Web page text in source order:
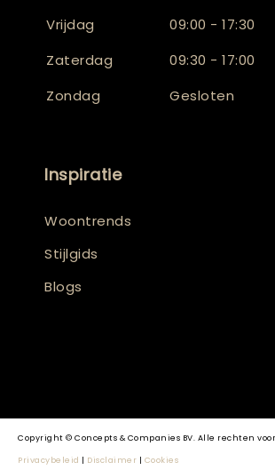
Vrijdag
09:00 - 17:30
Zaterdag
09:30 - 17:00
Zondag
Gesloten
Inspiratie
Woontrends
Stijlgids
Blogs
Copyright © Concepts & Companies BV. Alle rechten
Privacybeleid | Disclaimer | Cookies